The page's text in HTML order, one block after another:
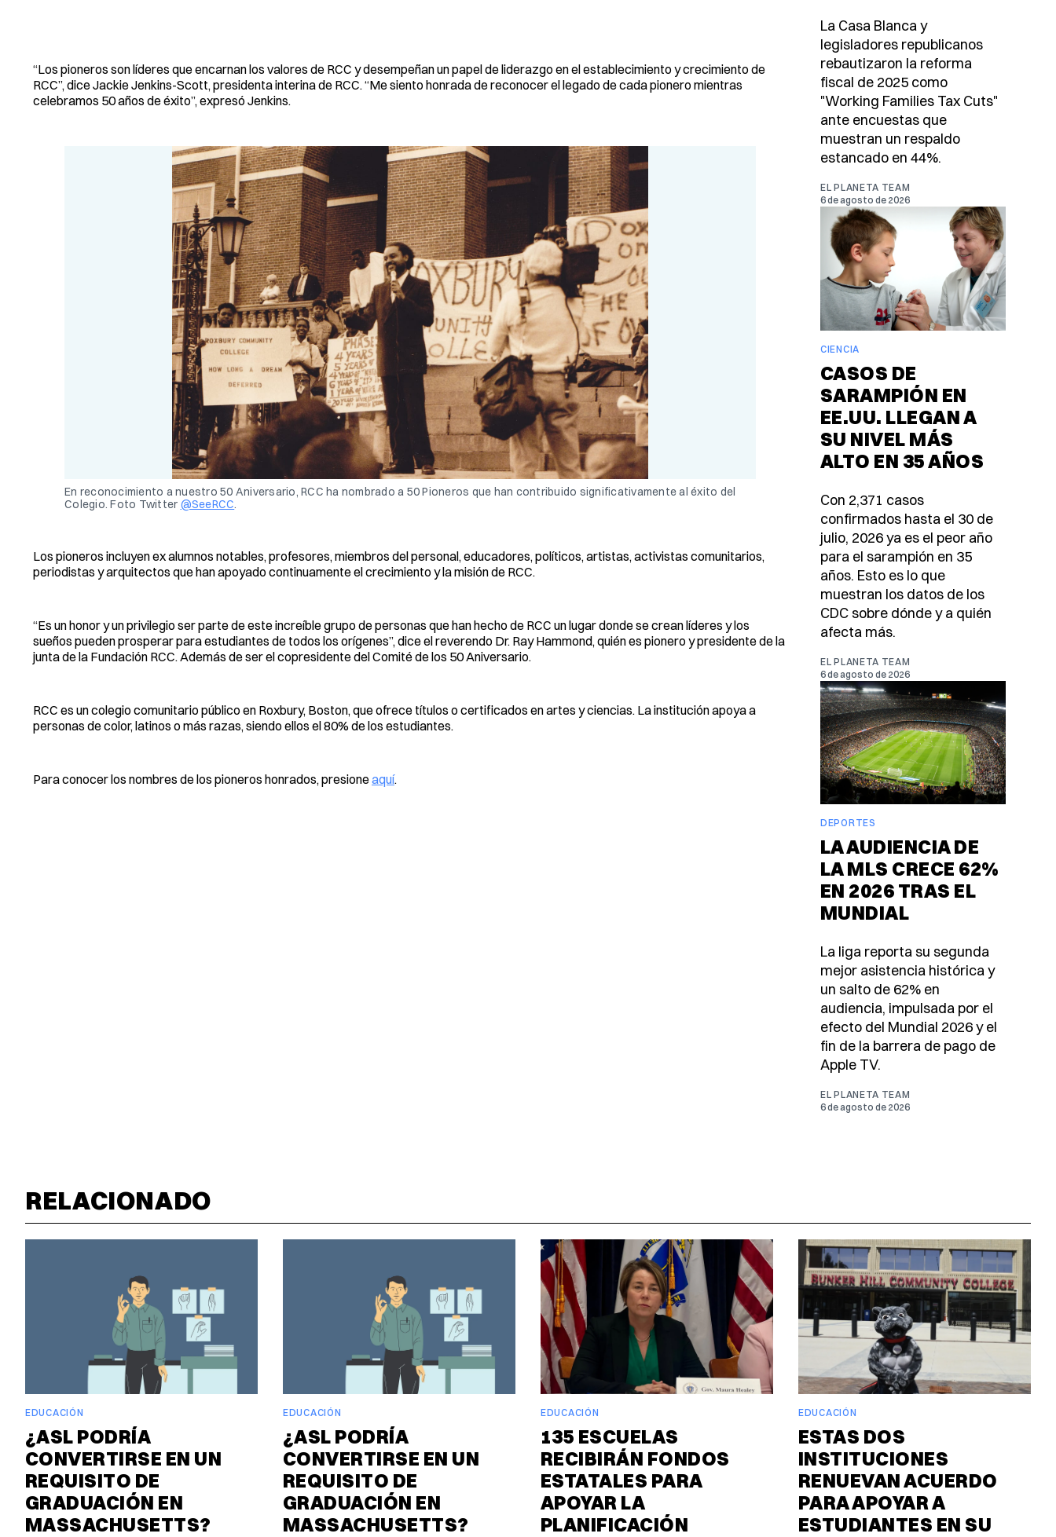
“Los pioneros son líderes que encarnan los valores de RCC y desempeñan un papel de liderazgo en el establecimiento y crecimiento de
RCC”, dice Jackie Jenkins-Scott, presidenta interina de RCC. “Me siento honrada de reconocer el legado de cada pionero mientras
celebramos 50 años de éxito”, expresó Jenkins.
En reconocimiento a nuestro 50 Aniversario, RCC ha nombrado a 50 Pioneros que han contribuido significativamente al éxito del
Colegio. Foto Twitter @SeeRCC.
Los pioneros incluyen ex alumnos notables, profesores, miembros del personal, educadores, políticos, artistas, activistas comunitarios,
periodistas y arquitectos que han apoyado continuamente el crecimiento y la misión de RCC.
“Es un honor y un privilegio ser parte de este increíble grupo de personas que han hecho de RCC un lugar donde se crean líderes y los
sueños pueden prosperar para estudiantes de todos los orígenes”, dice el reverendo Dr. Ray Hammond, quién es pionero y presidente de la
junta de la Fundación RCC. Además de ser el copresidente del Comité de los 50 Aniversario.
RCC es un colegio comunitario público en Roxbury, Boston, que ofrece títulos o certificados en artes y ciencias. La institución apoya a
personas de color, latinos o más razas, siendo ellos el 80% de los estudiantes.
Para conocer los nombres de los pioneros honrados, presioneaquí.
La Casa Blanca y
legisladores republicanos
rebautizaron la reforma
fiscal de 2025 como
"Working Families Tax Cuts"
ante encuestas que
muestran un respaldo
estancado en 44%.
EL PLANETA TEAM
6 de agosto de 2026
CIENCIA
CASOS DE
SARAMPIÓN EN
EE.UU. LLEGAN A
SU NIVEL MÁS
ALTO EN 35 AÑOS
Con 2,371 casos
confirmados hasta el 30 de
julio, 2026 ya es el peor año
para el sarampión en 35
años. Esto es lo que
muestran los datos de los
CDC sobre dónde y a quién
afecta más.
EL PLANETA TEAM
6 de agosto de 2026
DEPORTES
LA AUDIENCIA DE
LA MLS CRECE 62%
EN 2026 TRAS EL
MUNDIAL
La liga reporta su segunda
mejor asistencia histórica y
un salto de 62% en
audiencia, impulsada por el
efecto del Mundial 2026 y el
fin de la barrera de pago de
Apple TV.
EL PLANETA TEAM
6 de agosto de 2026
RELACIONADO
EDUCACIÓN
¿ASL PODRÍA
CONVERTIRSE EN UN
REQUISITO DE
GRADUACIÓN EN
MASSACHUSETTS?
EDUCACIÓN
¿ASL PODRÍA
CONVERTIRSE EN UN
REQUISITO DE
GRADUACIÓN EN
MASSACHUSETTS?
EDUCACIÓN
135 ESCUELAS
RECIBIRÁN FONDOS
ESTATALES PARA
APOYAR LA
PLANIFICACIÓN
EDUCACIÓN
ESTAS DOS
INSTITUCIONES
RENUEVAN ACUERDO
PARA APOYAR A
ESTUDIANTES EN SU